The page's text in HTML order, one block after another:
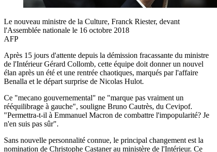
Le nouveau ministre de la Culture, Franck Riester, devant
l'Assemblée nationale le 16 octobre 2018
AFP
Après 15 jours d'attente depuis la démission fracassante du ministre
de l'Intérieur Gérard Collomb, cette équipe doit donner un nouvel
élan après un été et une rentrée chaotiques, marqués par l'affaire
Benalla et le départ surprise de Nicolas Hulot.
Ce "mecano gouvernemental" ne "marque pas vraiment un
rééquilibrage à gauche", souligne Bruno Cautrès, du Cevipof.
"Permettra-t-il à Emmanuel Macron de combattre l'impopularité? Je
n'en suis pas sûr".
Sans nouvelle personnalité connue, le principal changement est la
nomination de Christophe Castaner au ministère de l'Intérieur. Ce